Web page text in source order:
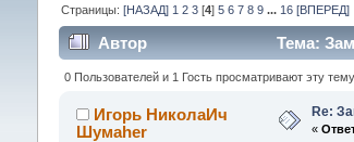
Страницы: [НАЗАД] 1 2 3[4] 5 6 7 8 9 ... 16 [ВПЕРЕД]
Автор Тема:
0 Пользователей и 1 Гость просматривают эту тему.
Игорь НиколаИч
Шумаher
Re:
«